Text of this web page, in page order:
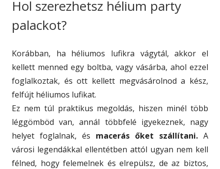
Hol szerezhetsz hélium party
palackot?
Korábban, ha héliumos lufikra vágytál, akkor el
kellett menned egy boltba, vagy vásárba, ahol ezzel
foglalkoztak, és ott kellett megvásárolnod a kész,
felfújt héliumos lufikat.
Ez nem túl praktikus megoldás, hiszen minél több
léggömböd van, annál többfelé igyekeznek, nagy
helyet foglalnak, és macerás őket szállítani. A
városi legendákkal ellentétben attól ugyan nem kell
félned, hogy felemelnek és elrepülsz, de az biztos,